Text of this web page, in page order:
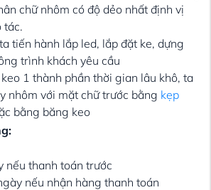
chữ nhôm có độ dẻo nhất định vị
tác.
tiến hành lắp led, lắp đặt ke, dựng
trình khách yêu cầu
1 thành phần thời gian lâu khô, ta
nhôm với mặt chữ trước bằng kẹp
bằng băng keo
nếu thanh toán trước
nếu nhận hàng thanh toán